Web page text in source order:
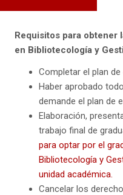
Requisitos para obtener
en Bibliotecología y
Completar el plan
Haber aprobado
demande el plan de
Elaboración,
trabajo final de
para optar por el
Bibliotecología y
unidad académica.
Cancelar los